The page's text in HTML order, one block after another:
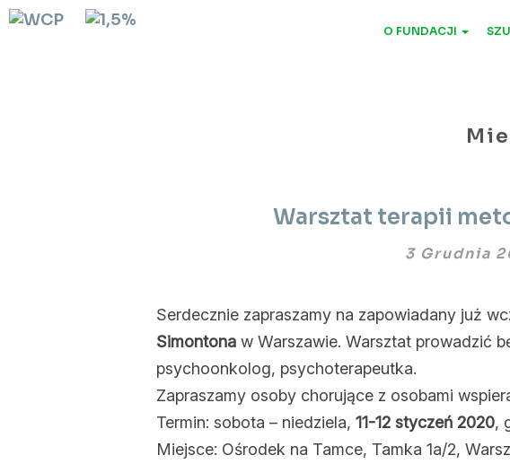
O FUNDACJI
Warsztat terapii
3 Grudnia
Serdecznie zapraszamy na zapowiadany już
Simontona w Warszawie. Warsztat prowadzić
psychoonkolog, psychoterapeutka.
Zapraszamy osoby chorujące z osobami
Termin: sobota – niedziela, 11-12 styczeń 2020,
Miejsce: Ośrodek na Tamce, Tamka 1a/2,